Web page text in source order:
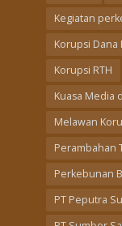
Kegiatan
Korupsi
Korupsi RTH
Kuasa Media
Melawan
Perambahan
Perkebunan
PT Peputra